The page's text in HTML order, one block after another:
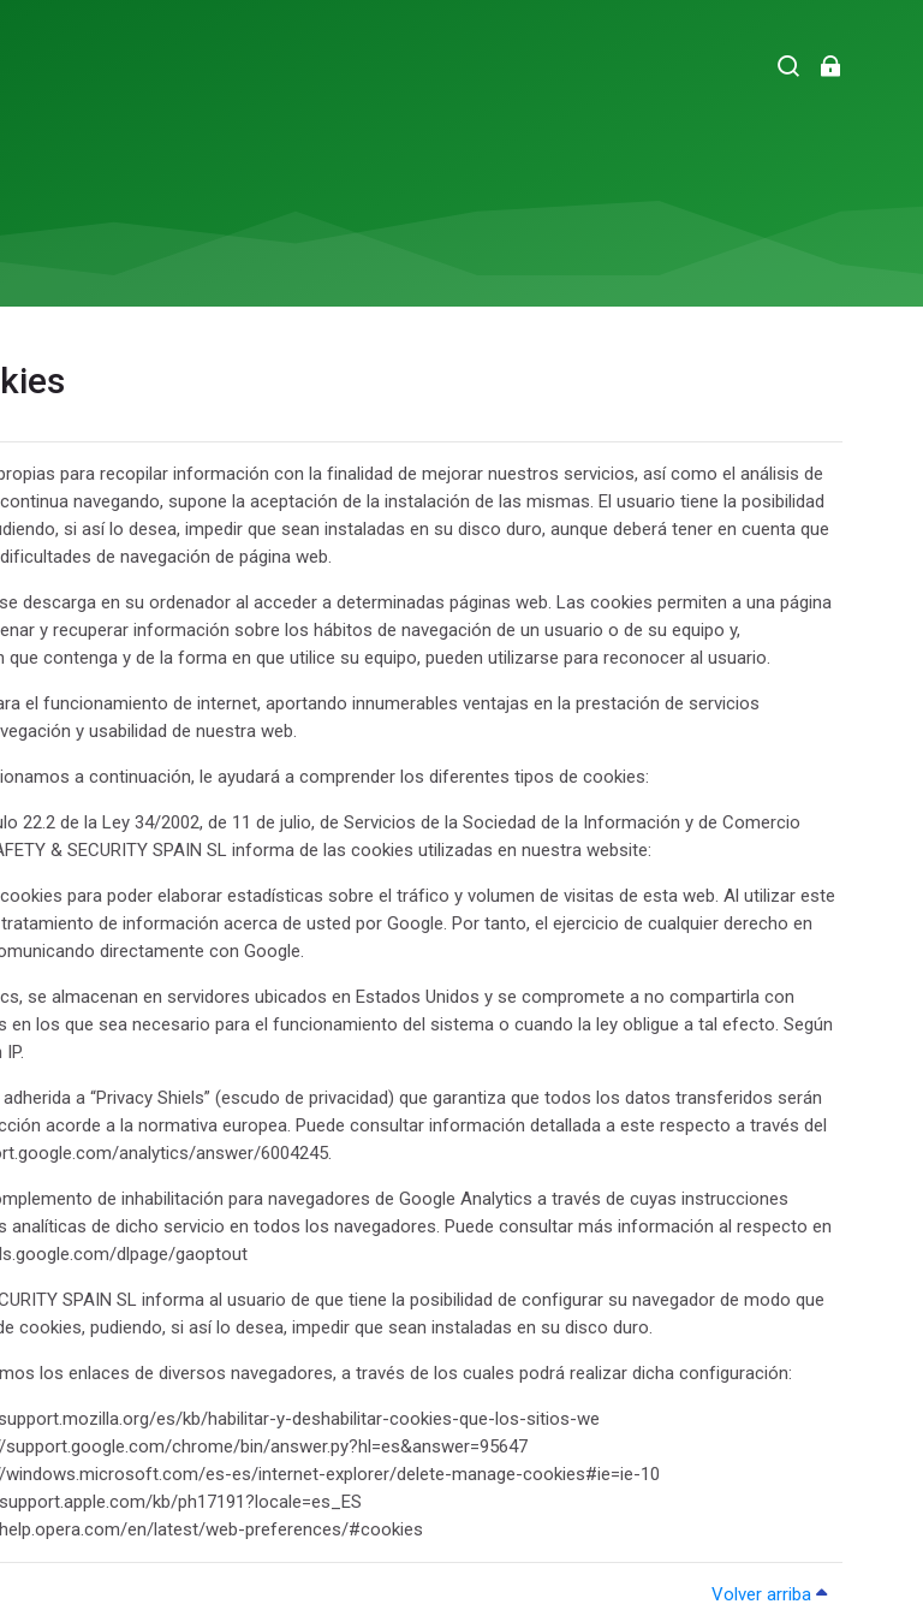
para recopilar información con la finalidad de mejorar nuestros servicios, así como el análisis de
navegando, supone la aceptación de la instalación de las mismas. El usuario tiene la posibilidad
si así lo desea, impedir que sean instaladas en su disco duro, aunque deberá tener en cuenta que
de navegación de página web.
descarga en su ordenador al acceder a determinadas páginas web. Las cookies permiten a una página
y recuperar información sobre los hábitos de navegación de un usuario o de su equipo y,
contenga y de la forma en que utilice su equipo, pueden utilizarse para reconocer al usuario.
el funcionamiento de internet, aportando innumerables ventajas en la prestación de servicios
y usabilidad de nuestra web.
a continuación, le ayudará a comprender los diferentes tipos de cookies:
22.2 de la Ley 34/2002, de 11 de julio, de Servicios de la Sociedad de la Información y de Comercio
& SECURITY SPAIN SL informa de las cookies utilizadas en nuestra website:
para poder elaborar estadísticas sobre el tráfico y volumen de visitas de esta web. Al utilizar este
de información acerca de usted por Google. Por tanto, el ejercicio de cualquier derecho en
directamente con Google.
se almacenan en servidores ubicados en Estados Unidos y se compromete a no compartirla con
los que sea necesario para el funcionamiento del sistema o cuando la ley obligue a tal efecto. Según
a “Privacy Shiels” (escudo de privacidad) que garantiza que todos los datos transferidos serán
acorde a la normativa europea. Puede consultar información detallada a este respecto a través del
analytics/answer/6004245.
de inhabilitación para navegadores de Google Analytics a través de cuyas instrucciones
analíticas de dicho servicio en todos los navegadores. Puede consultar más información al respecto en
dlpage/gaoptout
SPAIN SL informa al usuario de que tiene la posibilidad de configurar su navegador de modo que
cookies, pudiendo, si así lo desea, impedir que sean instaladas en su disco duro.
los enlaces de diversos navegadores, a través de los cuales podrá realizar dicha configuración:
es/kb/habilitar-y-deshabilitar-cookies-que-los-sitios-we
chrome/bin/answer.py?hl=es&answer=95647
windows.microsoft.com/es-es/internet-explorer/delete-manage-cookies#ie=ie-10
kb/ph17191?locale=es_ES
en/latest/web-preferences/#cookies
Volver arriba